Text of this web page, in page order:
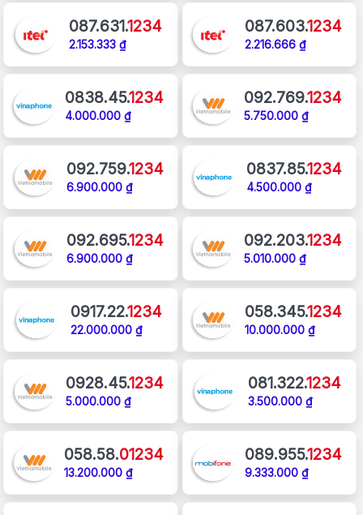
087.631.1234
2.153.333 ₫
087.603.1234
2.216.666 ₫
0838.45.1234
4.000.000 ₫
092.769.1234
5.750.000 ₫
092.759.1234
6.900.000 ₫
0837.85.1234
4.500.000 ₫
092.695.1234
6.900.000 ₫
092.203.1234
5.010.000 ₫
0917.22.1234
22.000.000 ₫
058.345.1234
10.000.000 ₫
0928.45.1234
5.000.000 ₫
081.322.1234
3.500.000 ₫
058.58.01234
13.200.000 ₫
089.955.1234
9.333.000 ₫